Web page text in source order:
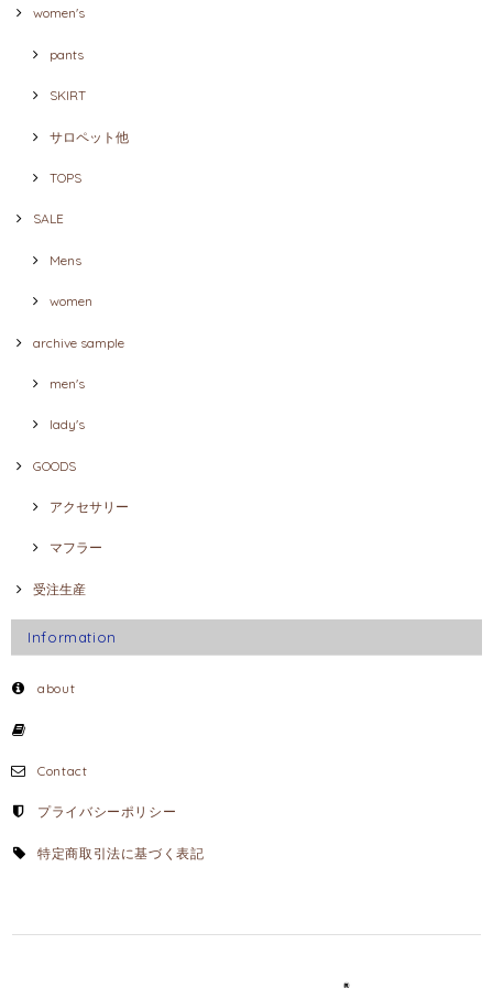
women's
pants
SKIRT
サロペット他
TOPS
SALE
Mens
women
archive sample
men's
lady's
GOODS
アクセサリー
マフラー
受注生産
Information
about
Contact
プライバシーポリシー
特定商取引法に基づく表記